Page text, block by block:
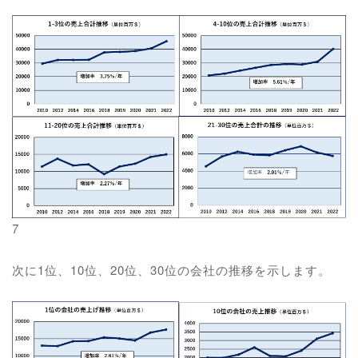
7
次に1位、10位、20位、30位の会社の推移を示します。